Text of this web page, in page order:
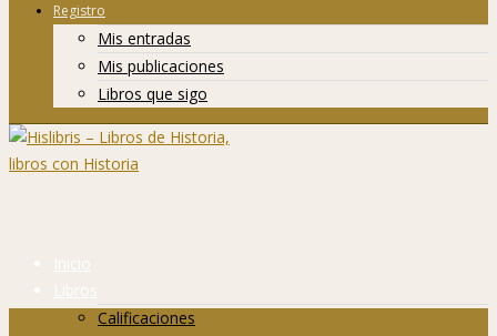
Registro
Mis entradas
Mis publicaciones
Libros que sigo
Inicio
Libros
Calificaciones